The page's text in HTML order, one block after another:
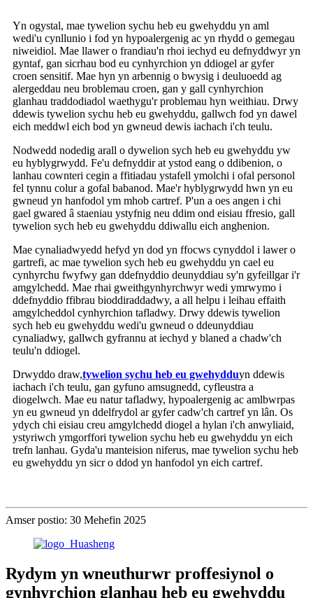
Yn ogystal, mae tywelion sychu heb eu gwehyddu yn aml
wedi'u cynllunio i fod yn hypoalergenig ac yn rhydd o gemegau
niweidiol. Mae llawer o frandiau'n rhoi iechyd eu defnyddwyr yn
gyntaf, gan sicrhau bod eu cynhyrchion yn ddiogel ar gyfer
croen sensitif. Mae hyn yn arbennig o bwysig i deuluoedd ag
alergeddau neu broblemau croen, gan y gall cynhyrchion
glanhau traddodiadol waethygu'r problemau hyn weithiau. Drwy
ddewis tywelion sychu heb eu gwehyddu, gallwch fod yn dawel
eich meddwl eich bod yn gwneud dewis iachach i'ch teulu.
Nodwedd nodedig arall o dywelion sych heb eu gwehyddu yw
eu hyblygrwydd. Fe'u defnyddir at ystod eang o ddibenion, o
lanhau cownteri cegin a ffitiadau ystafell ymolchi i ofal personol
fel tynnu colur a gofal babanod. Mae'r hyblygrwydd hwn yn eu
gwneud yn hanfodol ym mhob cartref. P'un a oes angen i chi
gael gwared â staeniau ystyfnig neu ddim ond eisiau ffresio, gall
tywelion sych heb eu gwehyddu ddiwallu eich anghenion.
Mae cynaliadwyedd hefyd yn dod yn ffocws cynyddol i lawer o
gartrefi, ac mae tywelion sych heb eu gwehyddu yn cael eu
cynhyrchu fwyfwy gan ddefnyddio deunyddiau sy'n gyfeillgar i'r
amgylchedd. Mae rhai gweithgynhyrchwyr wedi ymrwymo i
ddefnyddio ffibrau bioddiraddadwy, a all helpu i leihau effaith
amgylcheddol cynhyrchion tafladwy. Drwy ddewis tywelion
sych heb eu gwehyddu wedi'u gwneud o ddeunyddiau
cynaliadwy, gallwch gyfrannu at iechyd y blaned a chadw'ch
teulu'n ddiogel.
Drwyddo draw,tywelion sychu heb eu gwehydduyn ddewis
iachach i'ch teulu, gan gyfuno amsugnedd, cyfleustra a
diogelwch. Mae eu natur tafladwy, hypoalergenig ac amlbwrpas
yn eu gwneud yn ddelfrydol ar gyfer cadw'ch cartref yn lân. Os
ydych chi eisiau creu amgylchedd diogel a hylan i'ch anwyliaid,
ystyriwch ymgorffori tywelion sychu heb eu gwehyddu yn eich
trefn lanhau. Gyda'u manteision niferus, mae tywelion sychu heb
eu gwehyddu yn sicr o ddod yn hanfodol yn eich cartref.
Amser postio: 30 Mehefin 2025
Rydym yn wneuthurwr proffesiynol o
gynhyrchion glanhau heb eu gwehyddu